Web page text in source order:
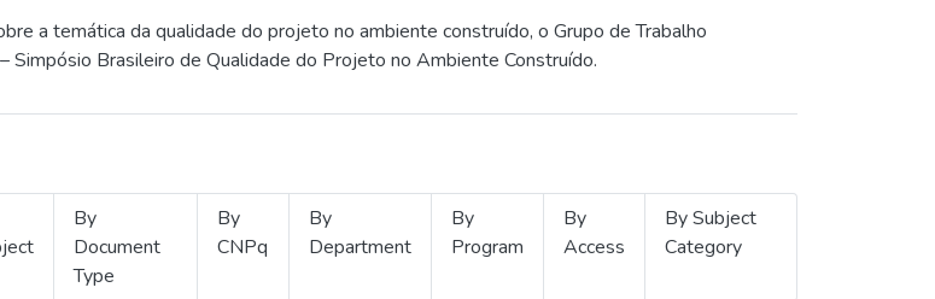
a temática da qualidade do projeto no ambiente construído, o Grupo de Trabalho
Brasileiro de Qualidade do Projeto no Ambiente Construído.
By
Document
Type
By
CNPq
By
Department
By
Program
By
Access
By Subject
Category